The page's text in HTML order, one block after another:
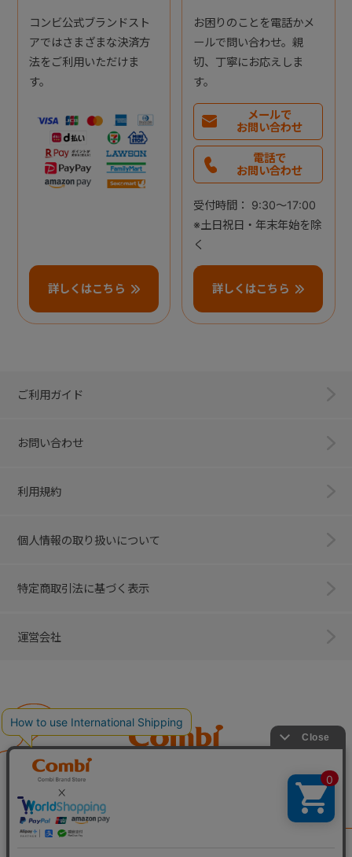
コンビ公式ブランドスト
アではさまざまな決済方
法をご利用いただけま
す。
詳しくはこちら
お困りのことを電話かメ
ールで問い合わせ。親
切、丁寧にお応えしま
す。
メールで
お問い合わせ
電話で
お問い合わせ
受付時間： 9:30～17:00
※土日祝日・年末年始を除
く
詳しくはこちら
ご利用ガイド
お問い合わせ
利用規約
個人情報の取り扱いについて
特定商取引法に基づく表示
運営会社